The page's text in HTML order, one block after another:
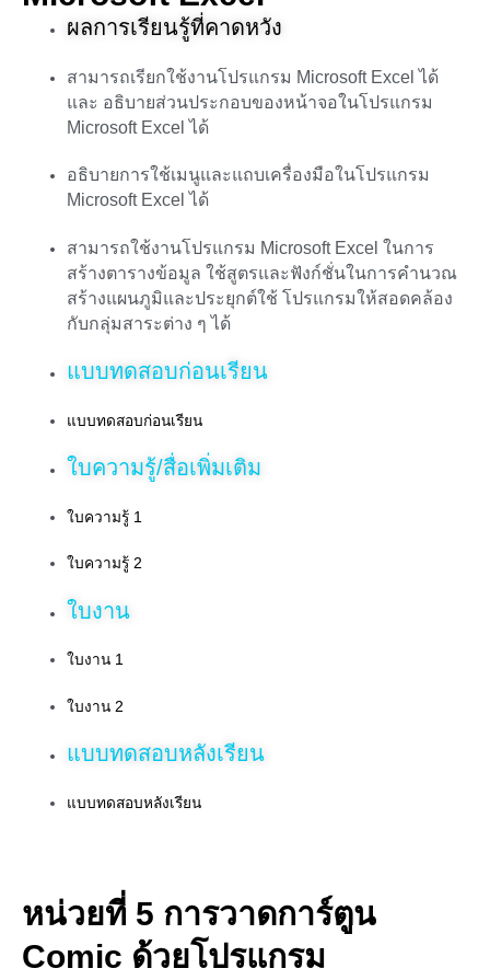
ผลการเรียนรู้ที่คาดหวัง
สามารถเรียกใช้งานโปรแกรม Microsoft Excel ได้
และ อธิบายส่วนประกอบของหน้าจอในโปรแกรม
Microsoft Excel ได้
อธิบายการใช้เมนูและแถบเครื่องมือในโปรแกรม
Microsoft Excel ได้
สามารถใช้งานโปรแกรม Microsoft Excel ในการ
สร้างตารางข้อมูล ใช้สูตรและฟังก์ชั่นในการคำนวณ
สร้างแผนภูมิและประยุกต์ใช้ โปรแกรมให้สอดคล้อง
กับกลุ่มสาระต่าง ๆ ได้
แบบทดสอบก่อนเรียน
แบบทดสอบก่อนเรียน
ใบความรู้/สื่อเพิ่มเติม
ใบความรู้ 1
ใบความรู้ 2
ใบงาน
ใบงาน 1
ใบงาน 2
แบบทดสอบหลังเรียน
แบบทดสอบหลังเรียน
หน่วยที่ 5 การวาดการ์ตูน
Comic ด้วยโปรแกรม